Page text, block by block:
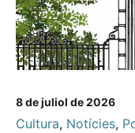
8 de juliol de 2026
Cultura, Notícies,